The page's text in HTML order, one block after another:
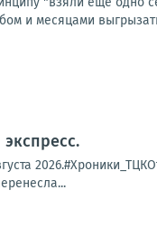
и месяцами